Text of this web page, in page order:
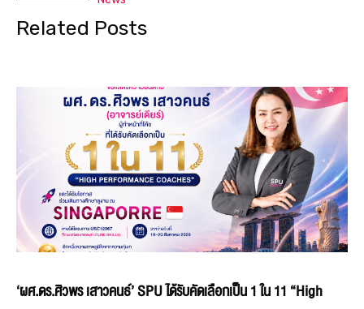
Related Posts
‘ผศ.ดร.ศิวพร เสาวคนธ์’ SPU ได้รับคัดเลือกเป็น 1 ใน 11 “High